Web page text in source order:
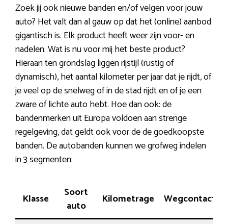
Zoek jij ook nieuwe banden en/of velgen voor jouw
auto? Het valt dan al gauw op dat het (online) aanbod
gigantisch is. Elk product heeft weer zijn voor- en
nadelen. Wat is nu voor mij het beste product?
Hieraan ten grondslag liggen rijstijl (rustig of
dynamisch), het aantal kilometer per jaar dat je rijdt, of
je veel op de snelweg of in de stad rijdt en of je een
zware of lichte auto hebt. Hoe dan ook: de
bandenmerken uit Europa voldoen aan strenge
regelgeving, dat geldt ook voor de de goedkoopste
banden. De autobanden kunnen we grofweg indelen
in 3 segmenten:
Klasse
Soort
auto
Kilometrage Wegcontact